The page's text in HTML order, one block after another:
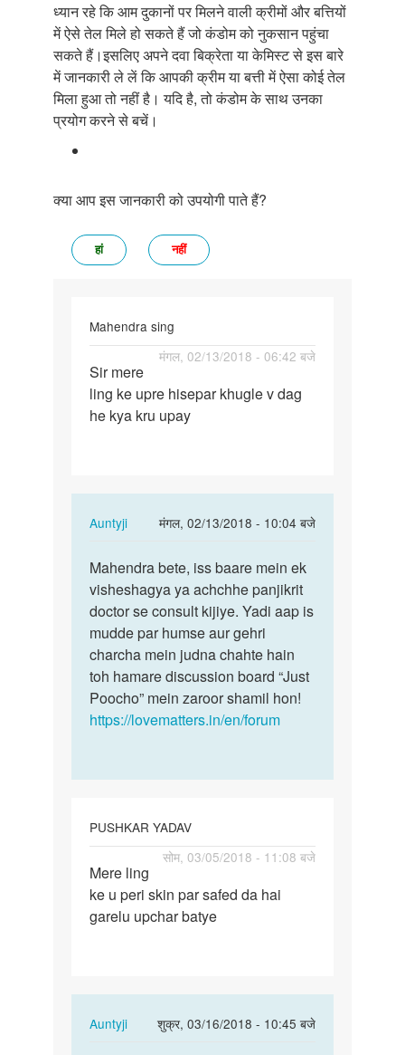
ध्यान रहे कि आम दुकानों पर मिलने वाली क्रीमों और बत्तियों
में ऐसे तेल मिले हो सकते हैं जो कंडोम को नुकसान पहुंचा
सकते हैं।इसलिए अपने दवा बिक्रेता या केमिस्ट से इस बारे
में जानकारी ले लें कि आपकी क्रीम या बत्ती में ऐसा कोई तेल
मिला हुआ तो नहीं है। यदि है, तो कंडोम के साथ उनका
प्रयोग करने से बचें।
क्या आप इस जानकारी को उपयोगी पाते हैं?
हां नहीं
Mahendra sing
मंगल, 02/13/2018 - 06:42 बजे
Sir
mere
ling
Sir mere
ling ke upre hisepar khugle v dag
he kya kru upay
Auntyji
मंगल, 02/13/2018 - 10:04 बजे
In
to
Sir
mere
ling
ke
upre…
by
Mahendra
Mahendra
bete,
iss
baare…
Mahendra bete, iss baare mein ek
visheshagya ya achchhe panjikrit
doctor se consult kijiye. Yadi aap is
mudde par humse aur gehri
charcha mein judna chahte hain
toh hamare discussion board “Just
Poocho” mein zaroor shamil hon!
https://lovematters.in/en/forum
PUSHKAR YADAV
सोम, 03/05/2018 - 11:08 बजे
Mere
ling
ke
Mere ling
ke u peri skin par safed da hai
garelu upchar batye
Auntyji
शुक्र, 03/16/2018 - 10:45 बजे
In